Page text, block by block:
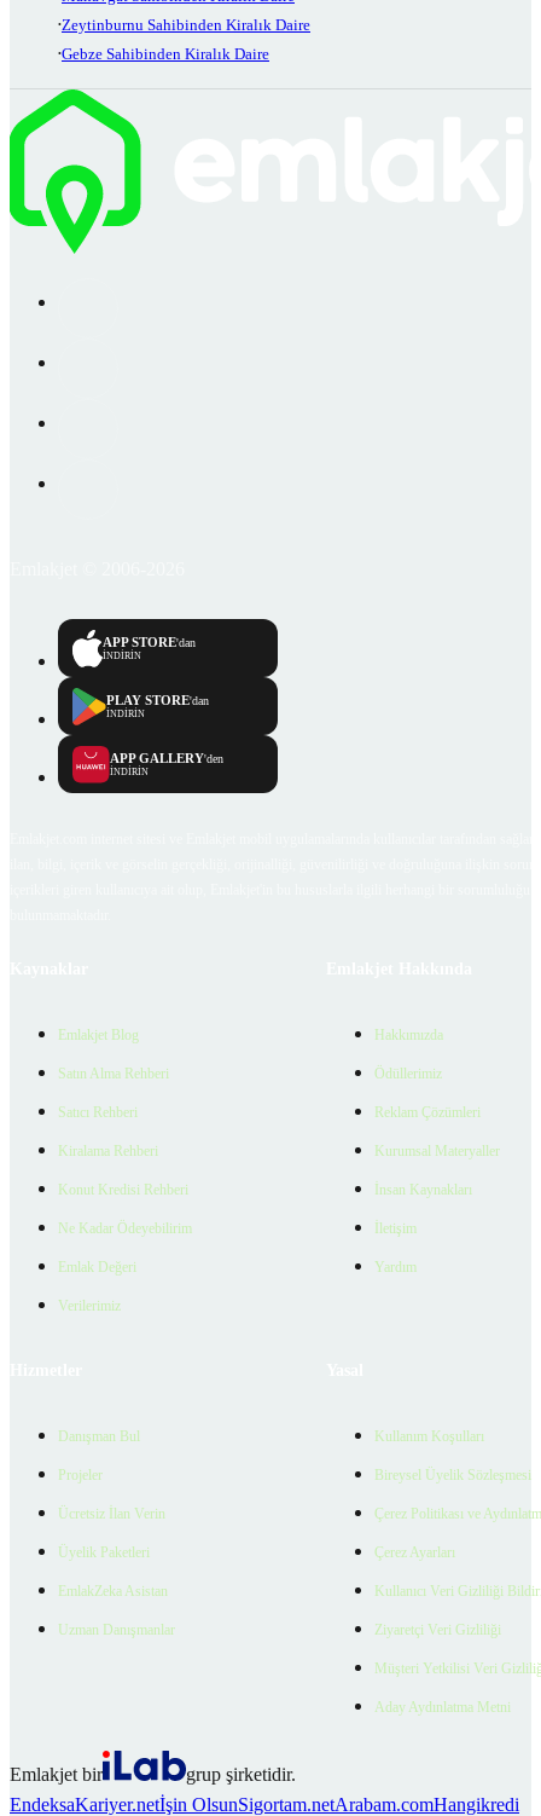
Zeytinburnu Sahibinden Kiralık Daire
Gebze Sahibinden Kiralık Daire
APP STORE'dan
İNDİRİN
PLAY STORE'dan
İNDİRİN
APP GALLERY'den
İNDİRİN
Emlakjet Blog
Satın Alma Rehberi
Satıcı Rehberi
Kiralama Rehberi
Konut Kredisi Rehberi
Ne Kadar Ödeyebilirim
Emlak Değeri
Verilerimiz
Hakkımızda
Ödüllerimiz
Reklam Çözümleri
Kurumsal Materyaller
İnsan Kaynakları
İletişim
Yardım
Danışman Bul
Projeler
Ücretsiz İlan Verin
Üyelik Paketleri
EmlakZeka Asistan
Uzman Danışmanlar
Kullanım Koşulları
Bireysel Üyelik Sözleşmesi
Çerez Politikası ve
Çerez Ayarları
Kullanıcı Veri Gizliliği
Ziyaretçi Veri Gizliliği
Müşteri Yetkilisi Veri
Aday Aydınlatma Metni
Emlakjet bir
grup şirketidir.
EndeksaKariyer.netİşin OlsunSigortam.netArabam.comHangikredi